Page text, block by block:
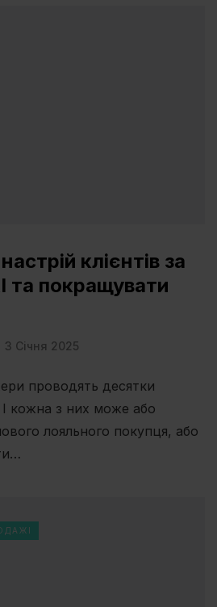
клієнтів за
та покращувати
3 Січня 2025
проводять десятки
І кожна з них може або
лояльного покупця, або